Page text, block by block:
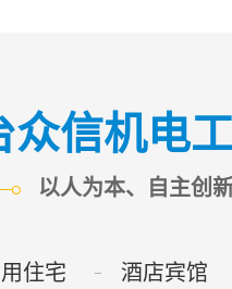
一切有害物质净水
级水效标准滤芯寿命
芯集成，水路一体
众信机电
以人为本、自主创
住宅 酒店宾馆